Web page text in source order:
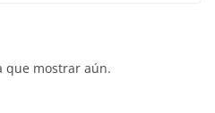
que mostrar aún.